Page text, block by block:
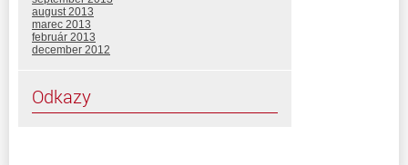
august 2013
marec 2013
február 2013
december 2012
Odkazy